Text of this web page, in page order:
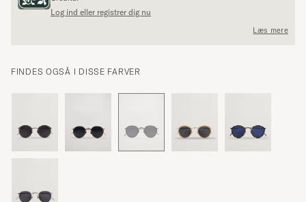
Log ind eller registrer dig nu
Læs mere
FINDES OGSÅ I DISSE FARVER